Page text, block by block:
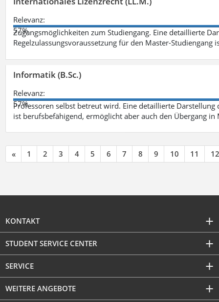
Relevanz:
57%
Zugangsmöglichkeiten zum Studiengang. Eine detaillierte
Regelzulassungsvoraussetzung für den Master-
Informatik (B.Sc.)
Relevanz:
57%
Professoren selbst betreut wird. Eine detaillierte
ist berufsbefähigend, ermöglicht aber auch den Übergang in
« 1 2 3 4 5 6 7 8 9 10 11 12
KONTAKT
STUDENT SERVICE CENTER
SERVICE
WEITERE ANGEBOTE